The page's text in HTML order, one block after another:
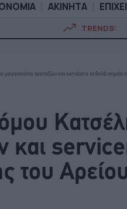
ΑΚΙΝΗΤΑ
TRENDS:
ΟΙΚΟΝΟΜΙΑ ΑΚΙΝΗΤΑ
μικροσκόπιο τραπεζών και servicers τα θολά σημεία
και
του